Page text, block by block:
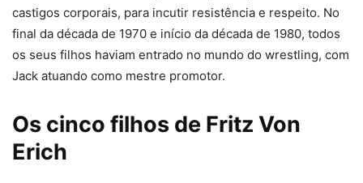
castigos corporais, para incutir resistência e respeito. No
final da década de 1970 e início da década de 1980, todos
os seus filhos haviam entrado no mundo do wrestling, com
Jack atuando como mestre promotor.
Os cinco filhos de Fritz Von
Erich